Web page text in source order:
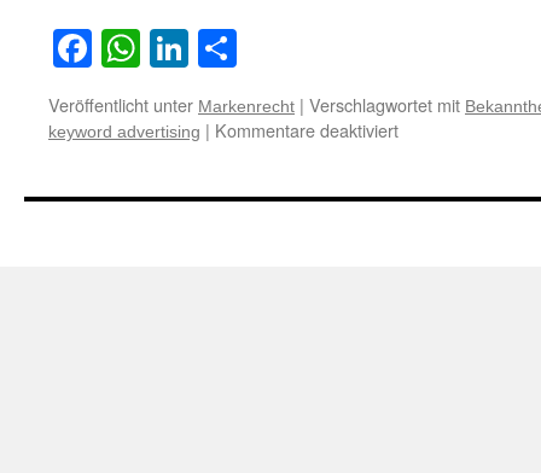
Facebook
WhatsApp
LinkedIn
Veröffentlicht unter Markenrecht | Verschlagwortet mit
keyword advertising | Kommentare deaktiviertfür
einer